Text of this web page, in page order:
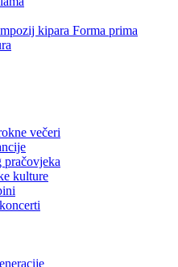
kipara Forma prima
večeri
pračovjeka
kulture